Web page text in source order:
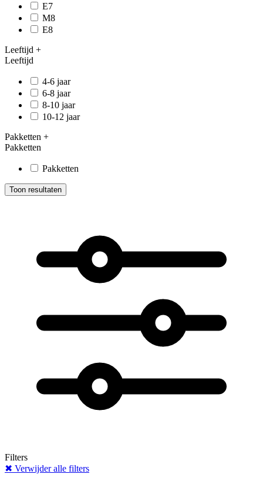
E7
M8
E8
Leeftijd +
Leeftijd
4-6 jaar
6-8 jaar
8-10 jaar
10-12 jaar
Pakketten +
Pakketten
Pakketten
Toon resultaten
Filters
✖ Verwijder alle filters